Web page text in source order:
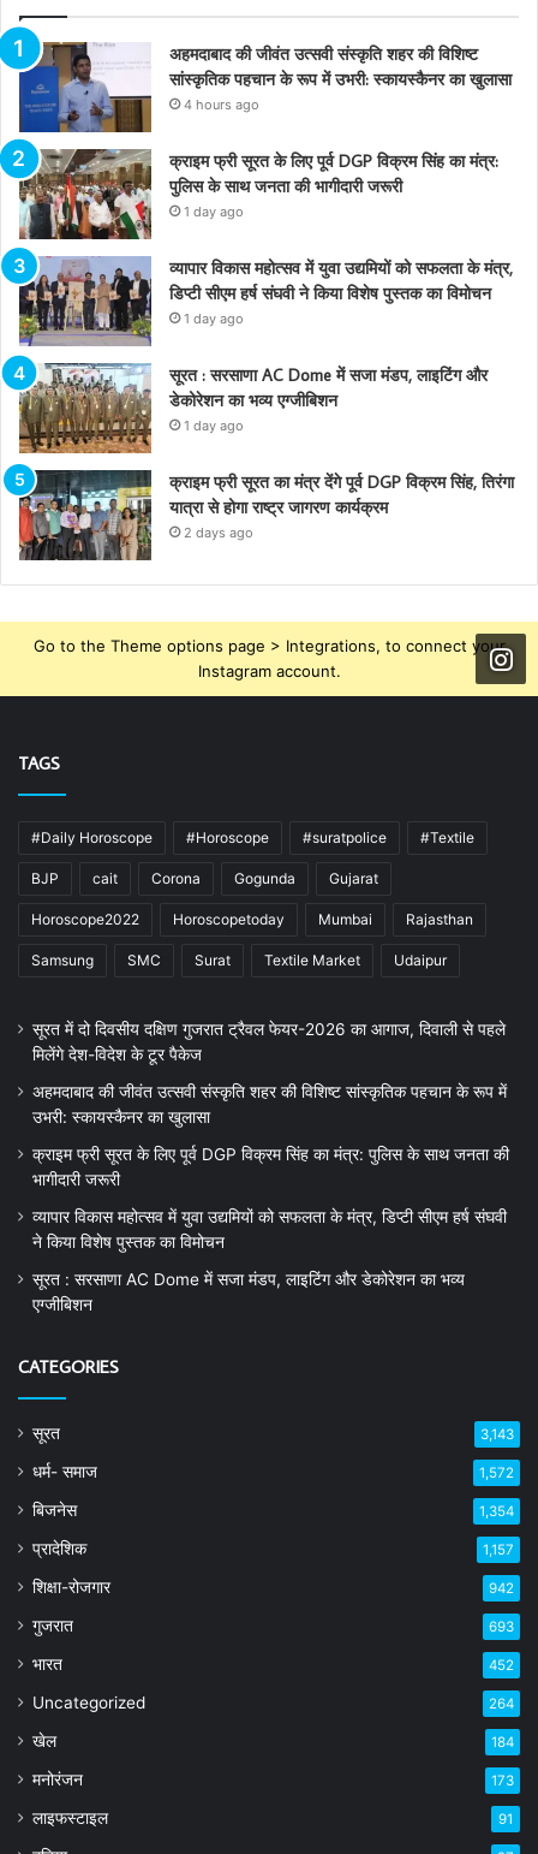
अहमदाबाद की जीवंत उत्सवी संस्कृति शहर की विशिष्ट
सांस्कृतिक पहचान के रूप में उभरी: स्कायस्कैनर का खुलासा
4 hours ago
क्राइम फ्री सूरत के लिए पूर्व DGP विक्रम सिंह का मंत्र:
पुलिस के साथ जनता की भागीदारी जरूरी
1 day ago
व्यापार विकास महोत्सव में युवा उद्यमियों को सफलता के मंत्र,
डिप्टी सीएम हर्ष संघवी ने किया विशेष पुस्तक का विमोचन
1 day ago
सूरत : सरसाणा AC Dome में सजा मंडप, लाइटिंग और
डेकोरेशन का भव्य एग्जीबिशन
1 day ago
क्राइम फ्री सूरत का मंत्र देंगे पूर्व DGP विक्रम सिंह, तिरंगा
यात्रा से होगा राष्ट्र जागरण कार्यक्रम
2 days ago
Go to the Theme options page > Integrations, to connect your
Instagram account.
TAGS
#Daily Horoscope #Horoscope #suratpolice #Textile
BJP cait Corona Gogunda Gujarat
Horoscope2022 Horoscopetoday Mumbai Rajasthan
Samsung SMC Surat Textile Market Udaipur
सूरत में दो दिवसीय दक्षिण गुजरात ट्रैवल फेयर-2026 का आगाज, दिवाली से पहले
मिलेंगे देश-विदेश के टूर पैकेज
अहमदाबाद की जीवंत उत्सवी संस्कृति शहर की विशिष्ट सांस्कृतिक पहचान के रूप में
उभरी: स्कायस्कैनर का खुलासा
क्राइम फ्री सूरत के लिए पूर्व DGP विक्रम सिंह का मंत्र: पुलिस के साथ जनता की
भागीदारी जरूरी
व्यापार विकास महोत्सव में युवा उद्यमियों को सफलता के मंत्र, डिप्टी सीएम हर्ष संघवी
ने किया विशेष पुस्तक का विमोचन
सूरत : सरसाणा AC Dome में सजा मंडप, लाइटिंग और डेकोरेशन का भव्य
एग्जीबिशन
CATEGORIES
सूरत 3,143
धर्म- समाज 1,572
बिजनेस 1,354
प्रादेशिक 1,157
शिक्षा-रोजगार 942
गुजरात 693
भारत 452
Uncategorized 264
खेल 184
मनोरंजन 173
लाइफस्टाइल 91